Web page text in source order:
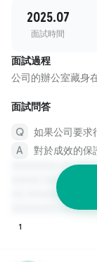
2025.07
面試時間
面試過程
公司的辦公室藏身
面試問答
如果公司要求
對於成效的保
1